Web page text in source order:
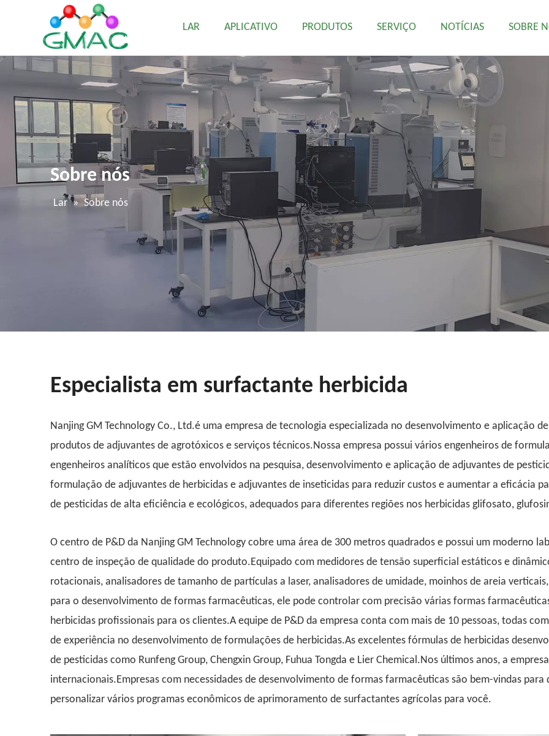
LAR APLICATIVO PRODUTOS SERVIÇO NOTÍCIAS SOBRE
Sobre nós
Lar » Sobre nós
Especialista em surfactante herbicida
Nanjing GM Technology Co., Ltd.é uma empresa de tecnologia especializada no desenvolvimento e aplicação
produtos de adjuvantes de agrotóxicos e serviços técnicos.Nossa empresa possui vários engenheiros de
engenheiros analíticos que estão envolvidos na pesquisa, desenvolvimento e aplicação de adjuvantes de
formulação de adjuvantes de herbicidas e adjuvantes de inseticidas para reduzir custos e aumentar a eficácia
de pesticidas de alta eficiência e ecológicos, adequados para diferentes regiões nos herbicidas glifosato,
O centro de P&D da Nanjing GM Technology cobre uma área de 300 metros quadrados e possui um moderno
centro de inspeção de qualidade do produto.Equipado com medidores de tensão superficial estáticos e
rotacionais, analisadores de tamanho de partículas a laser, analisadores de umidade, moinhos de areia
para o desenvolvimento de formas farmacêuticas, ele pode controlar com precisão várias formas
herbicidas profissionais para os clientes.A equipe de P&D da empresa conta com mais de 10 pessoas, todas
de experiência no desenvolvimento de formulações de herbicidas.As excelentes fórmulas de herbicidas
de pesticidas como Runfeng Group, Chengxin Group, Fuhua Tongda e Lier Chemical.Nos últimos anos, a
internacionais.Empresas com necessidades de desenvolvimento de formas farmacêuticas são bem-vindas
personalizar vários programas econômicos de aprimoramento de surfactantes agrícolas para você.